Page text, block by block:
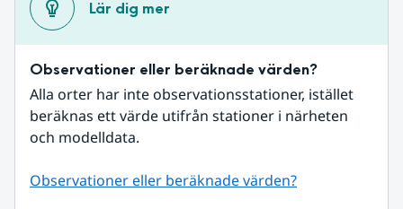
Lär dig mer
Observationer eller beräknade värden?
Alla orter har inte observationsstationer, istället
beräknas ett värde utifrån stationer i närheten
och modelldata.
Observationer eller beräknade värden?